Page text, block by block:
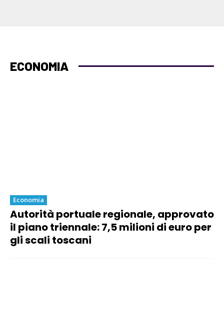
ECONOMIA
Economia
Autorità portuale regionale, approvato
il piano triennale: 7,5 milioni di euro per
gli scali toscani